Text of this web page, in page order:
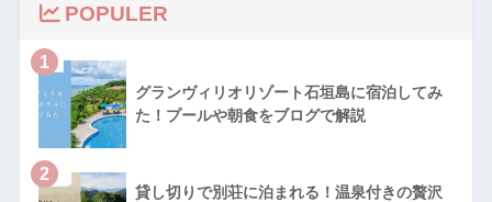
POPULER
1
グランヴィリオリゾート石垣島に宿泊してみ
た！プールや朝食をブログで解説
2
貸し切りで別荘に泊まれる！温泉付きの贅沢